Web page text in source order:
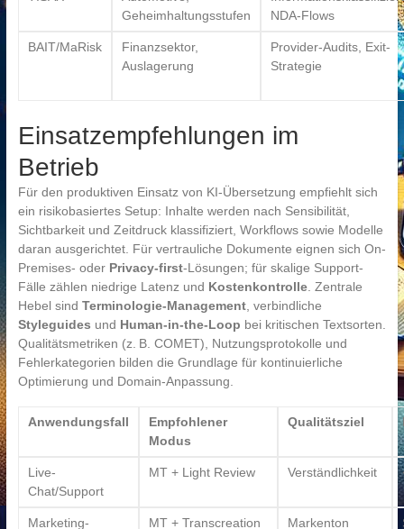
Geheimhaltungsstufen
NDA-Flows
BAIT/MaRisk
Finanzsektor,
Auslagerung
Provider-Audits, Exit-
Strategie
Einsatzempfehlungen im
Betrieb
Für den produktiven Einsatz von KI-Übersetzung empfiehlt sich
ein risikobasiertes Setup: Inhalte werden nach Sensibilität,
Sichtbarkeit und Zeitdruck klassifiziert, Workflows sowie Modelle
daran ausgerichtet. Für vertrauliche Dokumente eignen sich On-
Premises- oder Privacy-first-Lösungen; für skalige Support-
Fälle zählen niedrige Latenz und Kostenkontrolle. Zentrale
Hebel sind Terminologie-Management, verbindliche
Styleguides und Human-in-the-Loop bei kritischen Textsorten.
Qualitätsmetriken (z. B. COMET), Nutzungsprotokolle und
Fehlerkategorien bilden die Grundlage für kontinuierliche
Optimierung und Domain-Anpassung.
Anwendungsfall
Empfohlener
Modus
Qualitätsziel
Live-
Chat/Support
MT + Light Review Verständlichkeit
Marketing-
MT + Transcreation Markenton